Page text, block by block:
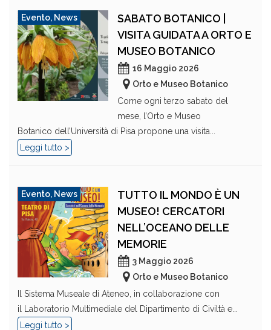
Evento, News
SABATO BOTANICO |
VISITA GUIDATA A ORTO E
MUSEO BOTANICO
16 Maggio 2026
Orto e Museo Botanico
Come ogni terzo sabato del
mese, l’Orto e Museo
Botanico dell’Università di Pisa propone una visita...
Leggi tutto >
Evento, News
TUTTO IL MONDO È UN
MUSEO! CERCATORI
NELL’OCEANO DELLE
MEMORIE
3 Maggio 2026
Orto e Museo Botanico
Il Sistema Museale di Ateneo, in collaborazione con
il Laboratorio Multimediale del Dipartimento di Civiltà e...
Leggi tutto >